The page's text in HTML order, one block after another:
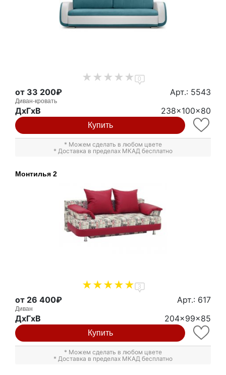
0
от 33 200₽ Арт.: 5543
Диван-кровать
ДxГxВ 238x100x80
Купить
* Можем сделать в любом цвете
* Доставка в пределах МКАД бесплатно
Монтилья 2
3
от 26 400₽ Арт.: 617
Диван
ДxГxВ 204x99x85
Купить
* Можем сделать в любом цвете
* Доставка в пределах МКАД бесплатно